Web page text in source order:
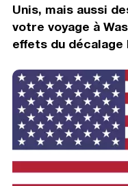
Unis, mais aussi
votre voyage à
effets du décalage